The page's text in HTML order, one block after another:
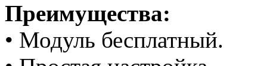
Преимущества:
• Модуль бесплатный.